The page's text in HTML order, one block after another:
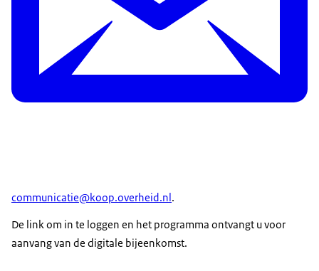
communicatie@koop.overheid.nl .
De link om in te loggen en het programma ontvangt u voor
aanvang van de digitale bijeenkomst.